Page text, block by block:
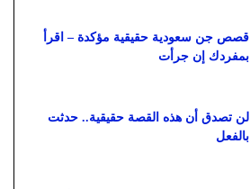
قصص جن سعودية حقيقية مؤكدة – اقرأ
بمفردك إن جرأت
لن تصدق أن هذه القصة حقيقية.. حدثت
بالفعل